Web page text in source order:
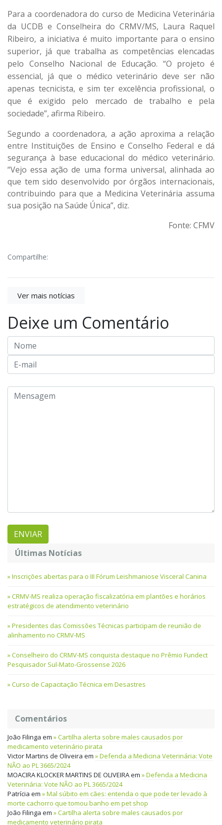
Para a coordenadora do curso de Medicina Veterinária
da UCDB e Conselheira do CRMV/MS, Laura Raquel
Ribeiro, a iniciativa é muito importante para o ensino
superior, já que trabalha as competências elencadas
pelo Conselho Nacional de Educação. “O projeto é
essencial, já que o médico veterinário deve ser não
apenas tecnicista, e sim ter excelência profissional, o
que é exigido pelo mercado de trabalho e pela
sociedade”, afirma Ribeiro.
Segundo a coordenadora, a ação aproxima a relação
entre Instituições de Ensino e Conselho Federal e dá
segurança à base educacional do médico veterinário.
“Vejo essa ação de uma forma universal, alinhada ao
que tem sido desenvolvido por órgãos internacionais,
contribuindo para que a Medicina Veterinária assuma
sua posição na Saúde Única”, diz.
Fonte: CFMV
Compartilhe:
Ver mais notícias
Deixe um Comentário
Últimas Notícias
Inscrições abertas para o III Fórum Leishmaniose Visceral Canina
CRMV-MS realiza operação fiscalizatória em plantões e horários
estratégicos de atendimento veterinário
Presidentes das Comissões Técnicas participam de reunião de
alinhamento no CRMV-MS
Conselheiro do CRMV-MS conquista destaque no Prêmio Fundect
Pesquisador Sul-Mato-Grossense 2026
Curso de Capacitação Técnica em Desastres
Comentários
João Filinga em
Cartilha alerta sobre males causados por
medicamento veterinário pirata
Victor Martins de Oliveira em
Defenda a Medicina Veterinária: Vote
NÃO ao PL 3665/2024
MOACIRA KLOCKER MARTINS DE OLIVEIRAem
Defenda a Medicina
Veterinária: Vote NÃO ao PL 3665/2024
Patrícia em
Mal súbito em cães: entenda o que pode ter levado à
morte cachorro que tomou banho em pet shop
João Filinga em
Cartilha alerta sobre males causados por
medicamento veterinário pirata